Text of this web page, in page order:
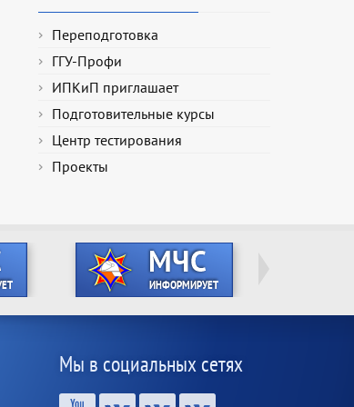
Переподготовка
ГГУ-Профи
ИПКиП приглашает
Подготовительные курсы
Центр тестирования
Проекты
Мы в социальных сетях